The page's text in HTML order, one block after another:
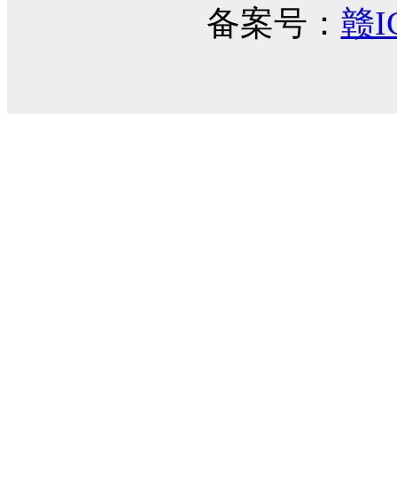
备案号： 赣